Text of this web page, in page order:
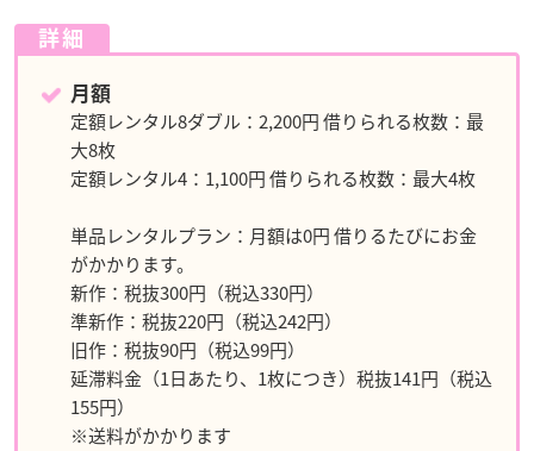
詳細
月額
定額レンタル8ダブル：2,200円 借りられる枚数：最
大8枚
定額レンタル4：1,100円 借りられる枚数：最大4枚
単品レンタルプラン：月額は0円 借りるたびにお金
がかかります。
新作：税抜300円（税込330円）
準新作：税抜220円（税込242円）
旧作：税抜90円（税込99円）
延滞料金（1日あたり、1枚につき）税抜141円（税込
155円）
※送料がかかります